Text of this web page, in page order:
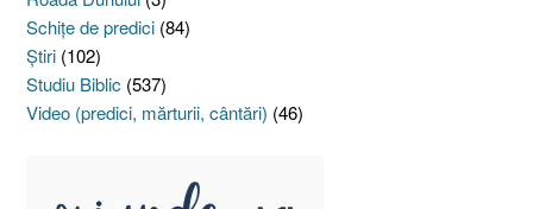
Schiţe de predici (84)
Ştiri (102)
Studiu Biblic (537)
Video (predici, mărturii, cântări) (46)